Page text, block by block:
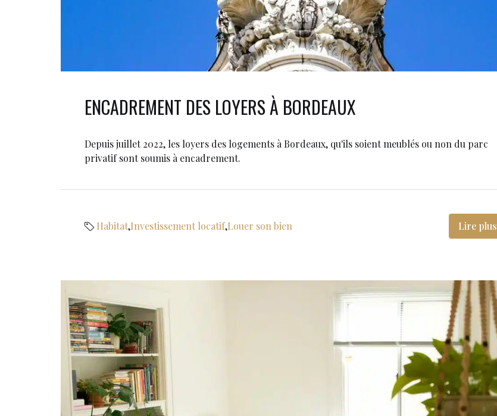
ENCADREMENT DES LOYERS À BORDEAUX
Depuis juillet 2022, les loyers des logements à Bordeaux, qu'ils soient meublés ou non du parc
privatif sont soumis à encadrement.
Habitat,Investissement locatif,Louer son bien Lire plus